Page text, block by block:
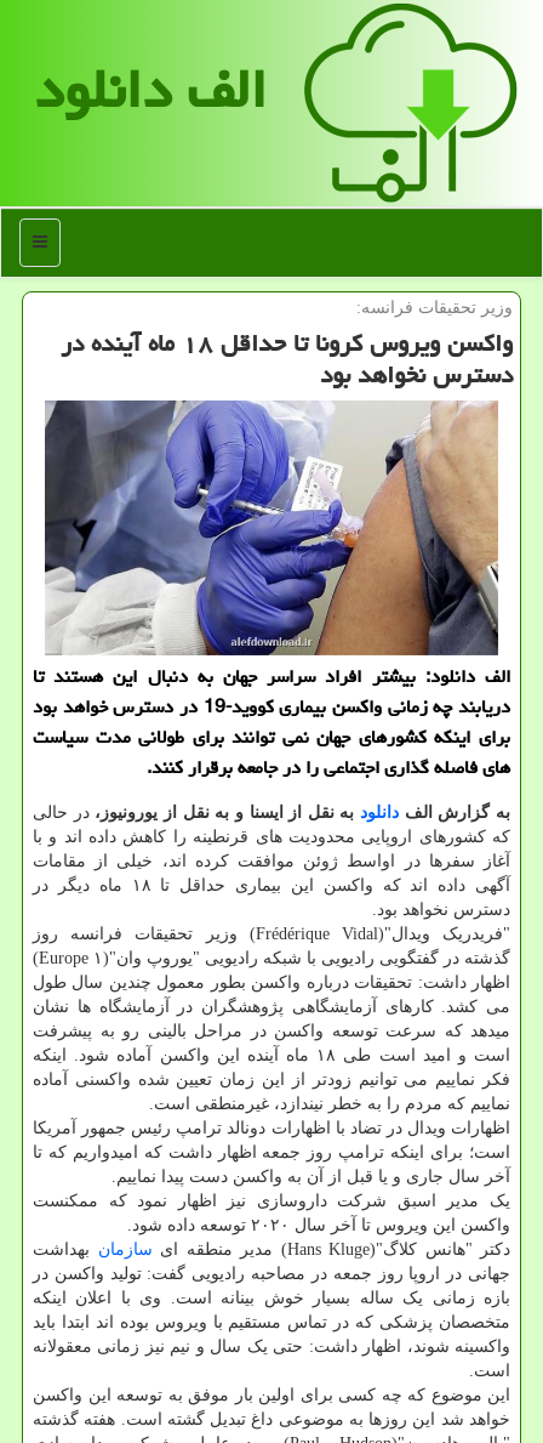
الف دانلود
منو
وزیر تحقیقات فرانسه:
واكسن ویروس كرونا تا حداقل ۱۸ ماه آینده در
دسترس نخواهد بود
الف دانلود: بیشتر افراد سراسر جهان به دنبال این هستند تا
دریابند چه زمانی واكسن بیماری كووید-19 در دسترس خواهد بود
برای اینكه كشورهای جهان نمی توانند برای طولانی مدت سیاست
های فاصله گذاری اجتماعی را در جامعه برقرار كنند.
به گزارش الف دانلودبه نقل از ایسنا و به نقل از یورونیوز،در حالی
که کشورهای اروپایی محدودیت های قرنطینه را کاهش داده اند و با
آغاز سفرها در اواسط ژوئن موافقت کرده اند، خیلی از مقامات
آگهی داده اند که واکسن این بیماری حداقل تا ۱۸ ماه دیگر در
دسترس نخواهد بود.
"فریدریک ویدال"(Frédérique Vidal) وزیر تحقیقات فرانسه روز
گذشته در گفتگویی رادیویی با شبکه رادیویی "یوروپ وان"(Europe ۱)
اظهار داشت: تحقیقات درباره واکسن بطور معمول چندین سال طول
می کشد. کارهای آزمایشگاهی پژوهشگران در آزمایشگاه ها نشان
میدهد که سرعت توسعه واکسن در مراحل بالینی رو به پیشرفت
است و امید است طی ۱۸ ماه آینده این واکسن آماده شود. اینکه
فکر نماییم می توانیم زودتر از این زمان تعیین شده واکسنی آماده
نماییم که مردم را به خطر نیندازد، غیرمنطقی است.
اظهارات ویدال در تضاد با اظهارات دونالد ترامپ رئیس جمهور آمریکا
است؛ برای اینکه ترامپ روز جمعه اظهار داشت که امیدواریم که تا
آخر سال جاری و یا قبل از آن به واکسن دست پیدا نماییم.
یک مدیر اسبق شرکت داروسازی نیز اظهار نمود که ممکنست
واکسن این ویروس تا آخر سال ۲۰۲۰ توسعه داده شود.
دکتر "هانس کلاگ"(Hans Kluge) مدیر منطقه ای
سازمان بهداشت
جهانی در اروپا روز جمعه در مصاحبه رادیویی گفت: تولید واکسن در
بازه زمانی یک ساله بسیار خوش بینانه است. وی با اعلان اینکه
متخصصان پزشکی که در تماس مستقیم با ویروس بوده اند ابتدا باید
واکسینه شوند، اظهار داشت: حتی یک سال و نیم نیز زمانی معقولانه
است.
این موضوع که چه کسی برای اولین بار موفق به توسعه این واکسن
خواهد شد این روزها به موضوعی داغ تبدیل گشته است. هفته گذشته